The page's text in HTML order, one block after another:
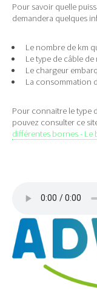
Pour savoir quelle
demandera quelques
Le nombre de km
Le type de câble
Le chargeur
La consommation
Pour connaitre le type
pouvez consulter ce
différentes bornes - Le